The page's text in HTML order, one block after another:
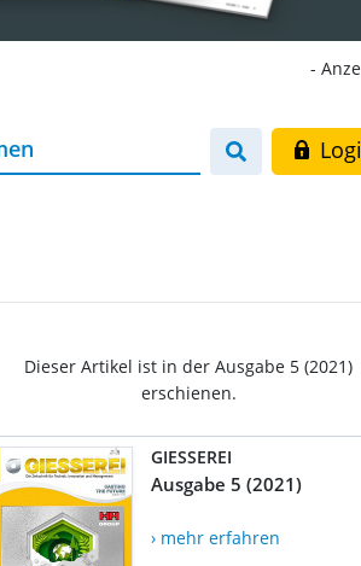
-
Dieser Artikel ist in der Ausgabe 5 (2021)
erschienen.
GIESSEREI
Ausgabe 5 (2021)
› mehr erfahren